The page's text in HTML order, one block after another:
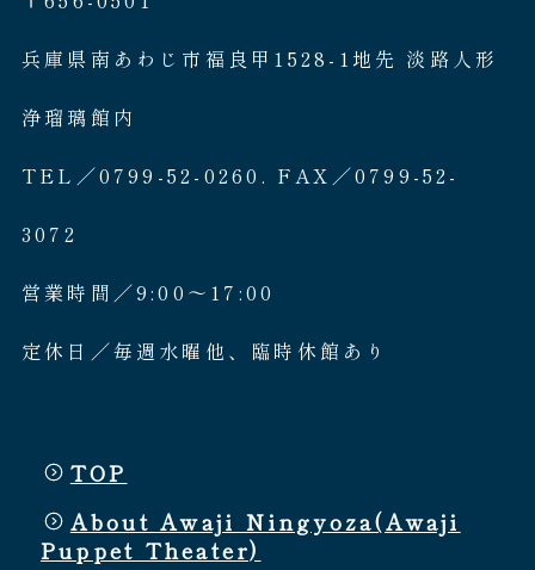
兵庫県南あわじ市福良甲1528-1地先 淡路人形
浄瑠璃館内
TEL／0799-52-0260. FAX／0799-52-
3072
営業時間／9:00〜17:00
定休日／毎週水曜他、臨時休館あり
TOP
About Awaji Ningyoza(Awaji
Puppet Theater)